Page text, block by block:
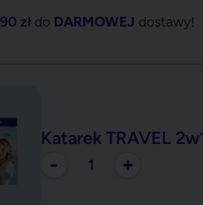
zł do DARMOWEJ dostawy!
Katarek TRAVEL